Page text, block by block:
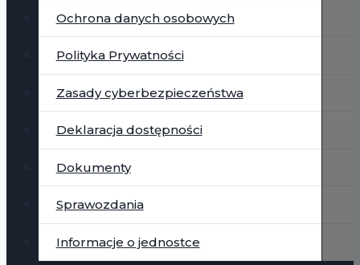
Ochrona danych osobowych
Polityka Prywatności
Zasady cyberbezpieczeństwa
Deklaracja dostępności
Dokumenty
Sprawozdania
Informacje o jednostce